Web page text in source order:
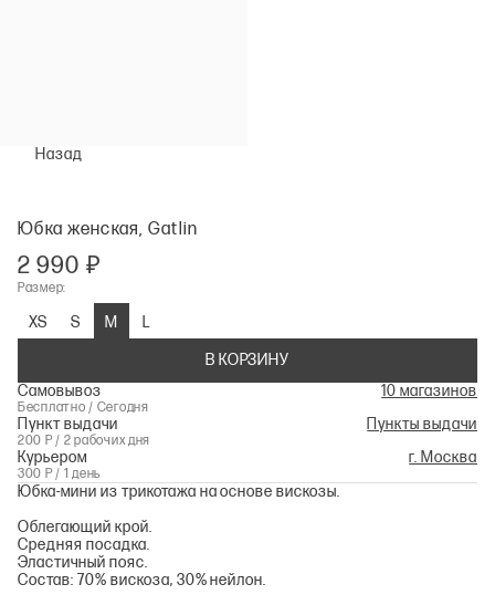
Назад
Юбка женская, Gatlin
2 990 ₽
Размер:
XS S M
L
В КОРЗИНУ
Самовывоз
10 магазинов
Бесплатно / Сегодня
Пункт выдачи Пункты выдачи
200 Р / 2 рабочих дня
Курьером г. Москва
300 Р / 1 день
Юбка-мини из трикотажа на основе вискозы.
Облегающий крой.
Средняя посадка.
Эластичный пояс.
Состав: 70% вискоза, 30% нейлон.